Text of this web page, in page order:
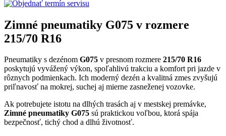
Zimné pneumatiky G075 v rozmere
215/70 R16
Pneumatiky s dezénom G075 v presnom rozmere 215/70 R16
poskytujú vyvážený výkon, spoľahlivú trakciu a komfort pri jazde v
rôznych podmienkach. Ich moderný dezén a kvalitná zmes zvyšujú
priľnavosť na mokrej, suchej aj mierne zasneženej vozovke.
Ak potrebujete istotu na dlhých trasách aj v mestskej premávke,
Zimné pneumatiky G075 sú praktickou voľbou, ktorá spája
bezpečnosť, tichý chod a dlhú životnosť.